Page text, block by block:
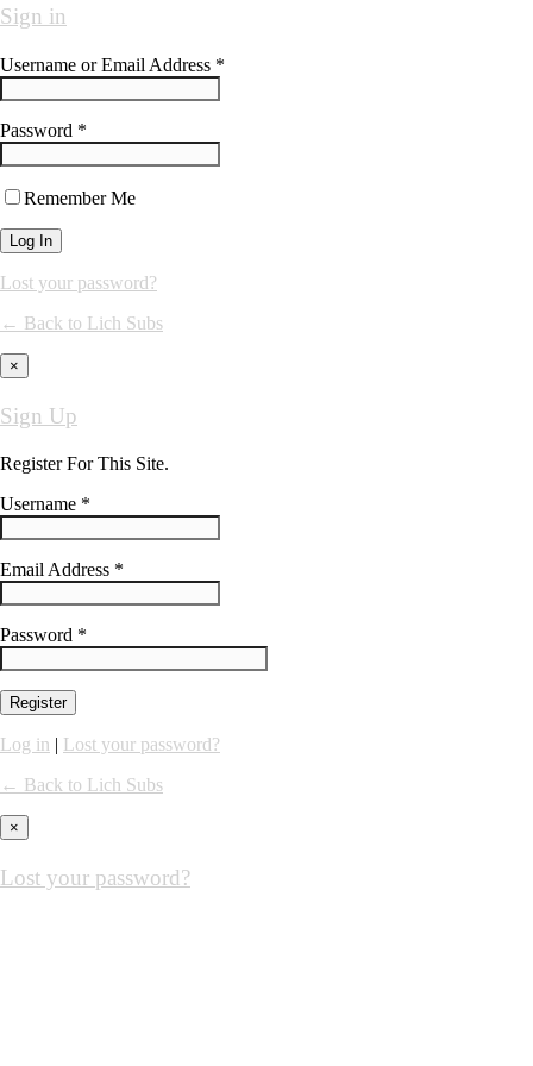
Sign in
Username or Email Address *
Password *
Remember Me
Lost your password?
← Back to Lich Subs
×
Sign Up
Register For This Site.
Username *
Email Address *
Password *
Log in | Lost your password?
← Back to Lich Subs
×
Lost your password?